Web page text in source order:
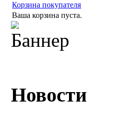
Корзина покупателя
Ваша корзина пуста.
Новости